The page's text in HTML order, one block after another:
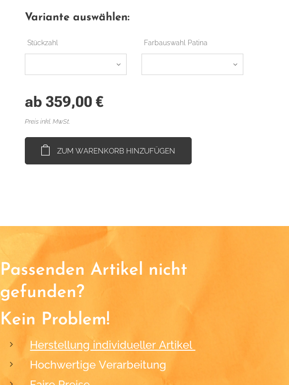
Variante auswählen:
Stückzahl Farbauswahl Patina
ab 359,00 €
Preis inkl. MwSt.
ZUM WARENKORB HINZUFÜGEN
Passenden Artikel nicht
gefunden?
Kein Problem!
Herstellung individueller Artikel
Hochwertige Verarbeitung